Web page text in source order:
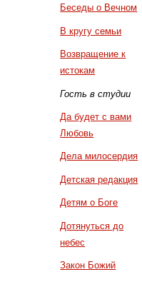
Беседы о Вечном
В кругу семьи
Возвращение к
истокам
Гость в студии
Да будет с вами
Любовь
Дела милосердия
Детская редакция
Детям о Боге
Дотянуться до
небес
Закон Божий